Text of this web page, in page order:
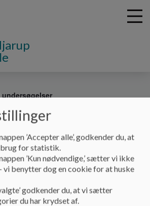
ngb.dk/
’Accepter alle’, godkender du, at
for statistik.
’Kun nødvendige,’ sætter vi ikke
benytter dog en cookie for at huske
godkender du, at vi sætter
du har krydset af.